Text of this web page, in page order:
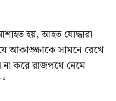
হয়, আহত যোদ্ধারা
আকাঙ্ক্ষাকে সামনে রেখে
করে রাজপথে নেমে